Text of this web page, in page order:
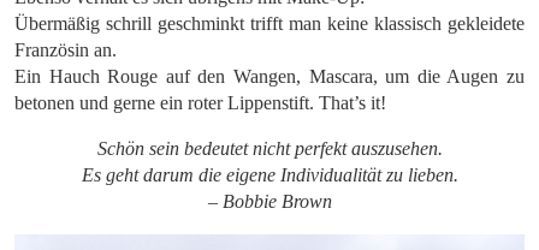
Übermäßig schrill geschminkt trifft man keine klassisch gekleidete
Französin an.
Ein Hauch Rouge auf den Wangen, Mascara, um die Augen zu
betonen und gerne ein roter Lippenstift. That’s it!
Schön sein bedeutet nicht perfekt auszusehen.
Es geht darum die eigene Individualität zu lieben.
– Bobbie Brown